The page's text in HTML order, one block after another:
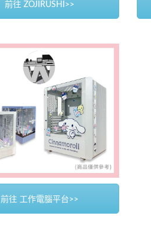
前往 ZOJIRUSHI>>
前往 工作電腦平台>>